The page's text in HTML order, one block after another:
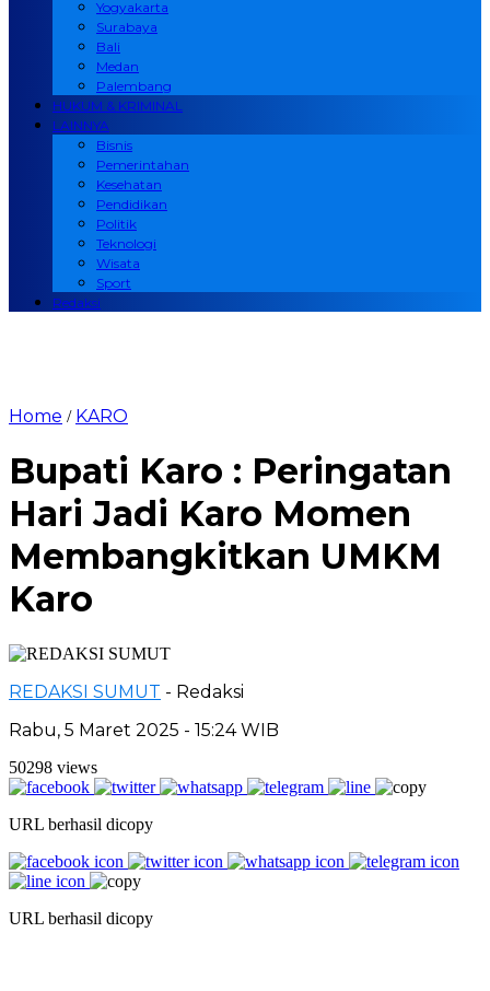
Yogyakarta
Surabaya
Bali
Medan
Palembang
HUKUM & KRIMINAL
LAINNYA
Bisnis
Pemerintahan
Kesehatan
Pendidikan
Politik
Teknologi
Wisata
Sport
Redaksi
Home / KARO
Bupati Karo : Peringatan
Hari Jadi Karo Momen
Membangkitkan UMKM
Karo
REDAKSI SUMUT - Redaksi
Rabu, 5 Maret 2025 - 15:24 WIB
50298 views
URL berhasil dicopy
URL berhasil dicopy